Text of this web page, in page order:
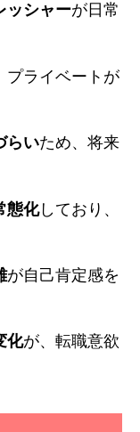
ッシャーが日常
プライベートが
らいため、将来
態化しており、
が自己肯定感を
化が、転職意欲